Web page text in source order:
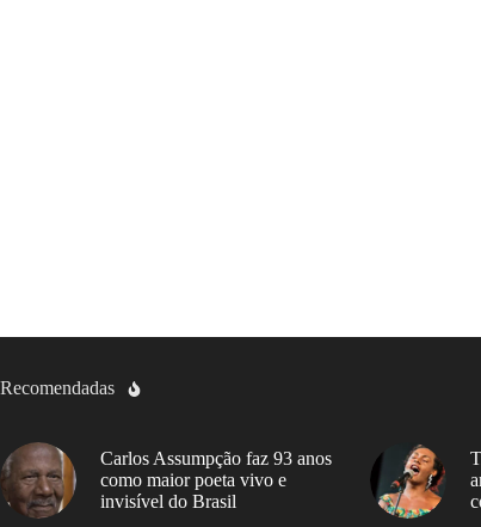
Recomendadas
Carlos Assumpção faz 93 anos
como maior poeta vivo e
invisível do Brasil